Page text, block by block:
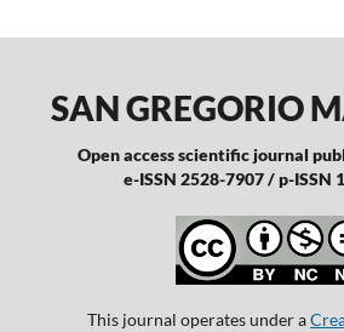
SAN GREGORIO
Open access scientific journal
e-ISSN 2528-7907 / p-ISSN
This journal operates under a